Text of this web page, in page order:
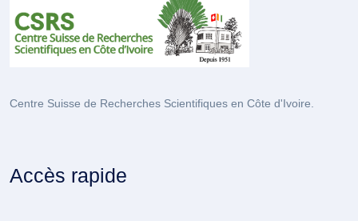
Centre Suisse de Recherches Scientifiques en Côte d'Ivoire.
Accès rapide